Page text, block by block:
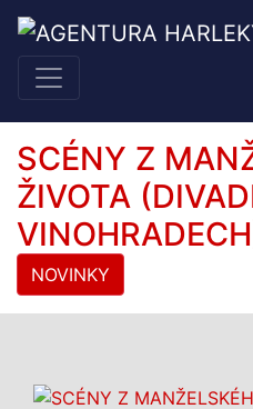
SCÉNY Z
ŽIVOTA
NOVINKY